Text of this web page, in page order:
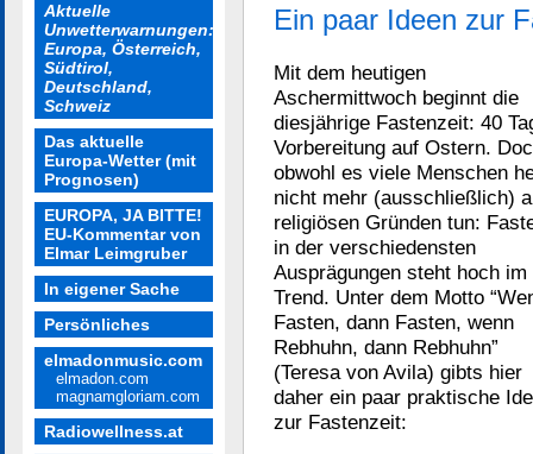
Aktuelle
Unwetterwarnungen:
Europa, Österreich,
Südtirol,
Deutschland,
Schweiz
Das aktuelle
Europa-Wetter (mit
Prognosen)
EUROPA, JA BITTE!
EU-Kommentar von
Elmar Leimgruber
In eigener Sache
Persönliches
elmadonmusic.com
elmadon.com
magnamgloriam.com
Radiowellness.at
Ein paar Ideen zur
Mit dem heutigen
Aschermittwoch beginnt die
diesjährige Fastenzeit: 40
Vorbereitung auf Ostern.
obwohl es viele Menschen
nicht mehr (ausschließlich)
religiösen Gründen tun:
in der verschiedensten
Ausprägungen steht hoch im
Trend. Unter dem Motto
Fasten, dann Fasten, wenn
Rebhuhn, dann Rebhuhn”
(Teresa von Avila) gibts hier
daher ein paar praktische
zur Fastenzeit: